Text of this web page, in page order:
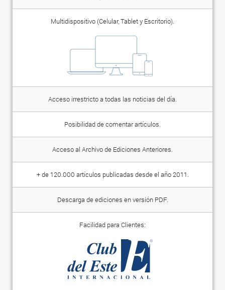
Multidispositivo (Celular, Tablet y Escritorio).
Acceso irrestricto a todas las noticias del día.
Posibilidad de comentar artículos.
Acceso al Archivo de Ediciones Anteriores.
+ de 120.000 artículos publicadas desde el año 2011.
Descarga de ediciones en versión PDF.
Facilidad para Clientes: